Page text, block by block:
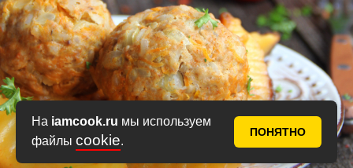
На iamcook.ru мы используем
файлы cookie.
ПОНЯТНО